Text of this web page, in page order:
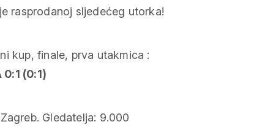
rasprodanoj sljedećeg utorka!
kup, finale, prva utakmica :
0:1 (0:1)
Gledatelja: 9.000